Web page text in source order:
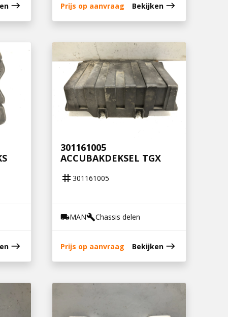
east Prijs op aanvraag Bekijken east
east
301161005
ACCUBAKDEKSEL TGX
tag 301161005
local_shippingMANbuildChassis delen
Prijs op aanvraag Bekijken east